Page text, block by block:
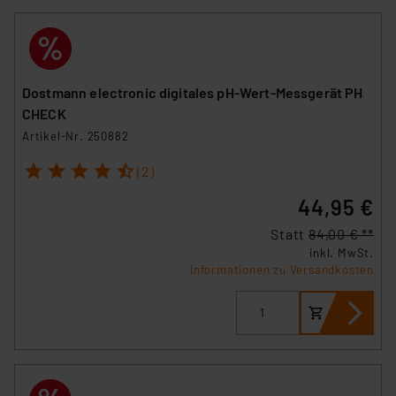
Cookies nach Zweck und Anbieter ist durch Klick auf
den Button „Ablehnen oder Einstellungen“ abrufbar. Sie
ablehnen oder ihr ganz oder teilweise zustimmen. Ihre
Die Rechtmäßigkeit der Speicherung, Abrufung und
Analyse bis zum Zeitpunkt des Widerrufs bleibt hiervon
unberührt. Ihre Browser-Einstellungen können dazu
führen, dass die Einstellungen nicht längerfristig
gespeichert werden und dieses Banner erneut
„Einige Drittanbieter verarbeiten personenbezogene
Cookies dieser Drittanbieter umfasst daher ggf. auch
Dostmann electronic digitales pH-Wert-Messgerät PH
CHECK
Artikel-Nr. 250882
1 2 3 4 5 (2)
44,95 €
Statt 84,00 € **
inkl. MwSt.
Informationen zu Versandkosten